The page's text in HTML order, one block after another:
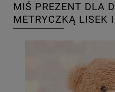
MIŚ PREZENT DLA
METRYCZKĄ LISEK